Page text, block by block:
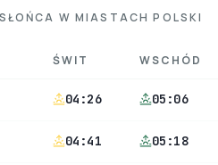
W MIASTACH POLSKI
ŚWIT WSCHÓD
04:26 05:06
04:41 05:18